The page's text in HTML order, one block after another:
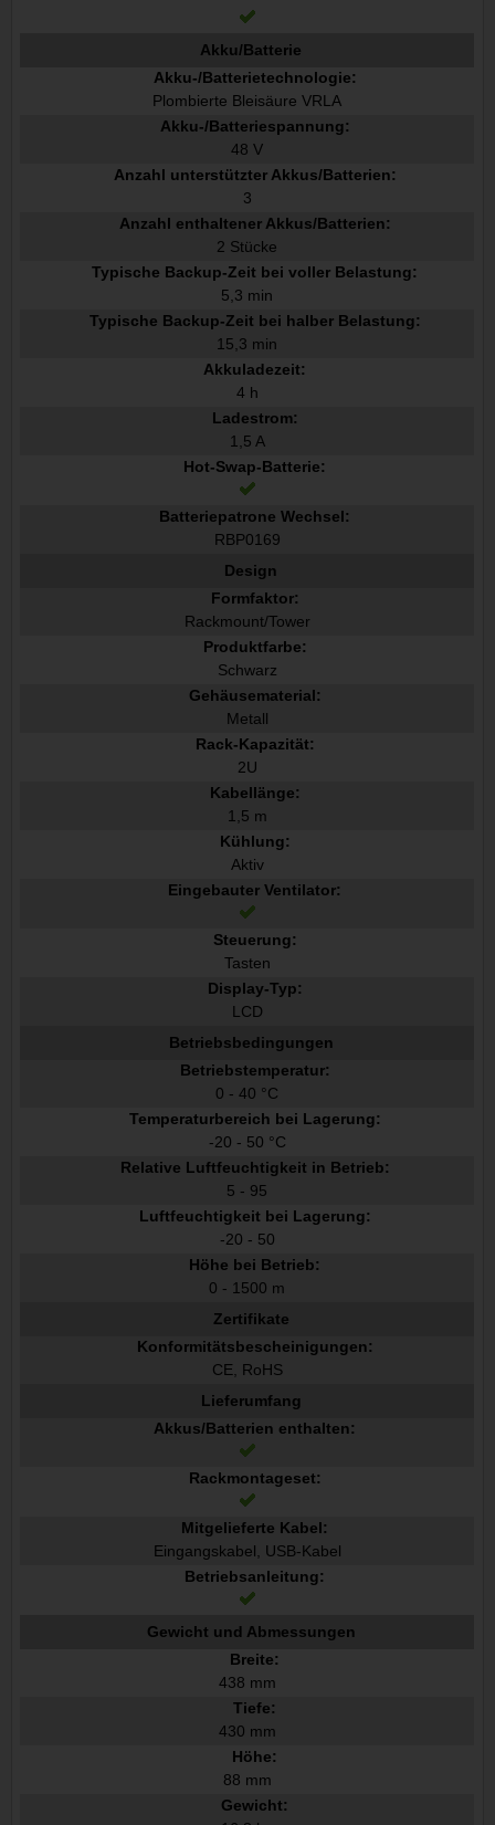
Akku/Batterie
Akku-/Batterietechnologie:
Plombierte Bleisäure VRLA
Akku-/Batteriespannung:
48 V
Anzahl unterstützter Akkus/Batterien:
3
Anzahl enthaltener Akkus/Batterien:
2 Stücke
Typische Backup-Zeit bei voller Belastung:
5,3 min
Typische Backup-Zeit bei halber Belastung:
15,3 min
Akkuladezeit:
4 h
Ladestrom:
1,5 A
Hot-Swap-Batterie:
Batteriepatrone Wechsel:
RBP0169
Design
Formfaktor:
Rackmount/Tower
Produktfarbe:
Schwarz
Gehäusematerial:
Metall
Rack-Kapazität:
2U
Kabellänge:
1,5 m
Kühlung:
Aktiv
Eingebauter Ventilator:
Steuerung:
Tasten
Display-Typ:
LCD
Betriebsbedingungen
Betriebstemperatur:
0 - 40 °C
Temperaturbereich bei Lagerung:
-20 - 50 °C
Relative Luftfeuchtigkeit in Betrieb:
5 - 95
Luftfeuchtigkeit bei Lagerung:
-20 - 50
Höhe bei Betrieb:
0 - 1500 m
Zertifikate
Konformitätsbescheinigungen:
CE, RoHS
Lieferumfang
Akkus/Batterien enthalten:
Rackmontageset:
Mitgelieferte Kabel:
Eingangskabel, USB-Kabel
Betriebsanleitung:
Gewicht und Abmessungen
Breite:
438 mm
Tiefe:
430 mm
Höhe:
88 mm
Gewicht: